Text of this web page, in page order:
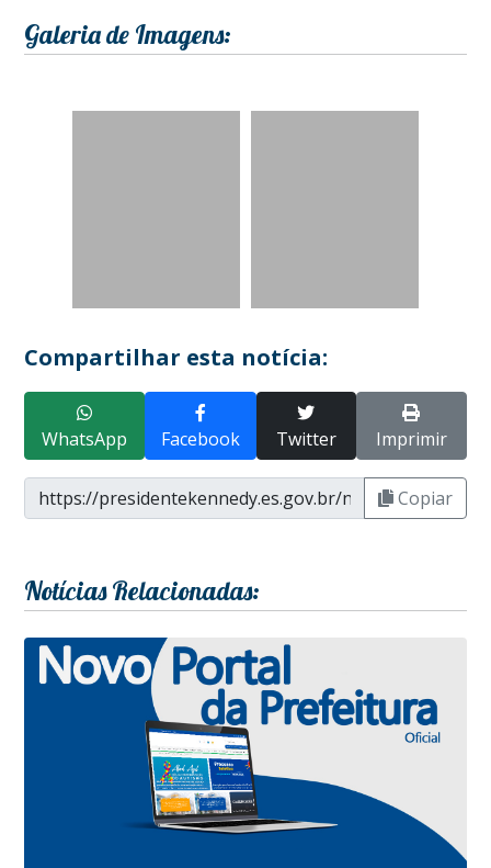
Galeria de Imagens:
Compartilhar esta notícia:
WhatsApp Facebook Twitter Imprimir
Copiar
Notícias Relacionadas: